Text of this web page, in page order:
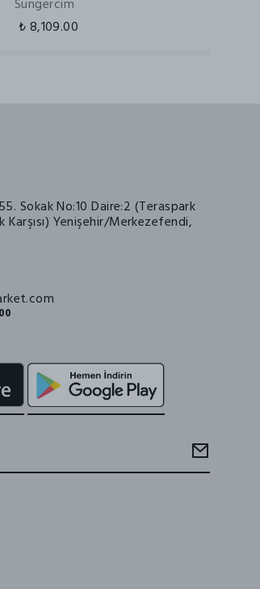
Süngercim
₺ 8,109.00
Sokak No:10 Daire:2 (Teraspark
Yenişehir/Merkezefendi,